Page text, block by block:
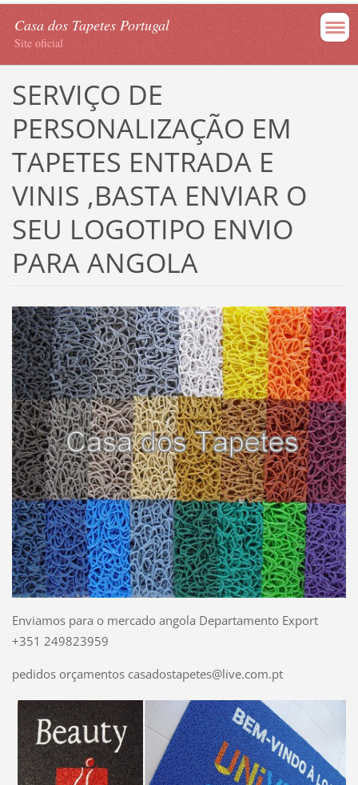
Casa dos Tapetes Portugal
Site oficial
SERVIÇO DE
PERSONALIZAÇÃO EM
TAPETES ENTRADA E
VINIS ,BASTA ENVIAR O
SEU LOGOTIPO ENVIO
PARA ANGOLA
Enviamos para o mercado angola Departamento Export
+351 249823959
pedidos orçamentos casadostapetes@live.com.pt